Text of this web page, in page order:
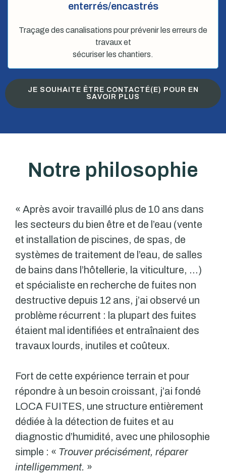
enterrés/encastrés
Traçage des canalisations pour prévenir les erreurs de
travaux et
sécuriser les chantiers.
JE SOUHAITE ÊTRE CONTACTÉ(E) POUR EN
SAVOIR PLUS
Notre philosophie
« Après avoir travaillé plus de 10 ans dans
les secteurs du bien être et de l’eau (vente
et installation de piscines, de spas, de
systèmes de traitement de l’eau, de salles
de bains dans l’hôtellerie, la viticulture, …)
et spécialiste en recherche de fuites non
destructive depuis 12 ans, j’ai observé un
problème récurrent : la plupart des fuites
étaient mal identifiées et entraînaient des
travaux lourds, inutiles et coûteux.
Fort de cette expérience terrain et pour
répondre à un besoin croissant, j’ai fondé
LOCA FUITES, une structure entièrement
dédiée à la détection de fuites et au
diagnostic d’humidité, avec une philosophie
simple : « Trouver précisément, réparer
intelligemment. »